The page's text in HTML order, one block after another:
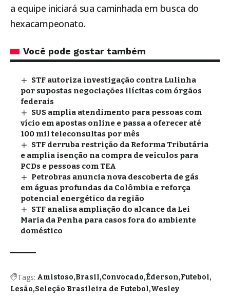
a equipe iniciará sua caminhada em busca do
hexacampeonato.
Você pode gostar também
STF autoriza investigação contra Lulinha
por supostas negociações ilícitas com órgãos
federais
SUS amplia atendimento para pessoas com
vício em apostas online e passa a oferecer até
100 mil teleconsultas por mês
STF derruba restrição da Reforma Tributária
e amplia isenção na compra de veículos para
PCDs e pessoas com TEA
Petrobras anuncia nova descoberta de gás
em águas profundas da Colômbia e reforça
potencial energético da região
STF analisa ampliação do alcance da Lei
Maria da Penha para casos fora do ambiente
doméstico
Tags: Amistoso Brasil Convocado Éderson Futebol
Lesão Seleção Brasileira de Futebol Wesley